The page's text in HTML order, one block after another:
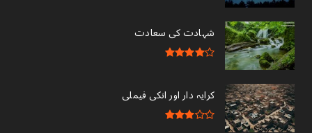
شہادت کی سعادت
کرایہ دار اور انکی فیملی